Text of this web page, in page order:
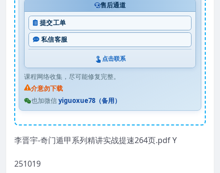
售后通道
提交工单
私信客服
点击联系
课程网络收集，尽可能修复完整。
介意勿下载
也加微信yiguoxue78（备用）
李晋宇-奇门遁甲系列精讲实战提速264页.pdf Y
251019